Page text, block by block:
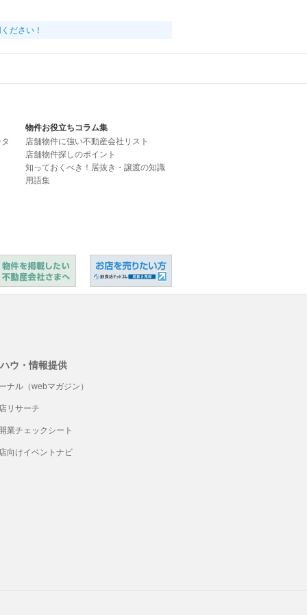
ださい！
物件お役立ちコラム集
店舗物件に強い不動産会社リスト
店舗物件探しのポイント
知っておくべき！居抜き・譲渡の知識
用語集
ウ・情報提供
ナル（webマガジン）
リサーチ
業チェックシート
向けイベントナビ